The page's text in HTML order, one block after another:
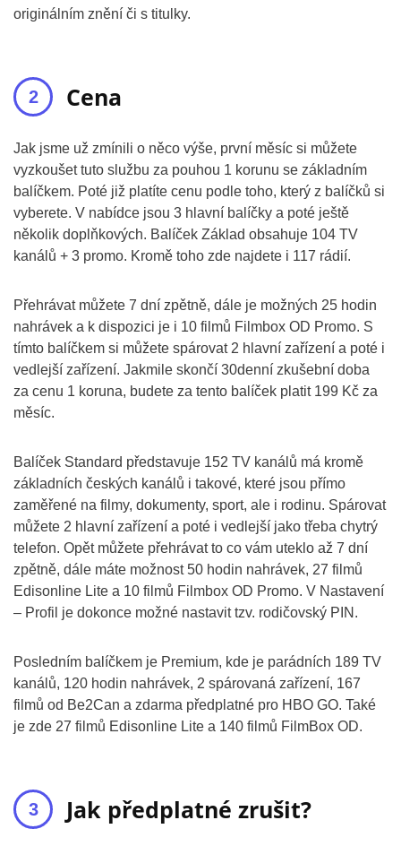
originálním znění či s titulky.
Cena
Jak jsme už zmínili o něco výše, první měsíc si můžete
vyzkoušet tuto službu za pouhou 1 korunu se základním
balíčkem. Poté již platíte cenu podle toho, který z balíčků si
vyberete. V nabídce jsou 3 hlavní balíčky a poté ještě
několik doplňkových. Balíček Základ obsahuje 104 TV
kanálů + 3 promo. Kromě toho zde najdete i 117 rádií.
Přehrávat můžete 7 dní zpětně, dále je možných 25 hodin
nahrávek a k dispozici je i 10 filmů Filmbox OD Promo. S
tímto balíčkem si můžete spárovat 2 hlavní zařízení a poté i
vedlejší zařízení. Jakmile skončí 30denní zkušební doba
za cenu 1 koruna, budete za tento balíček platit 199 Kč za
měsíc.
Balíček Standard představuje 152 TV kanálů má kromě
základních českých kanálů i takové, které jsou přímo
zaměřené na filmy, dokumenty, sport, ale i rodinu. Spárovat
můžete 2 hlavní zařízení a poté i vedlejší jako třeba chytrý
telefon. Opět můžete přehrávat to co vám uteklo až 7 dní
zpětně, dále máte možnost 50 hodin nahrávek, 27 filmů
Edisonline Lite a 10 filmů Filmbox OD Promo. V Nastavení
– Profil je dokonce možné nastavit tzv. rodičovský PIN.
Posledním balíčkem je Premium, kde je parádních 189 TV
kanálů, 120 hodin nahrávek, 2 spárovaná zařízení, 167
filmů od Be2Can a zdarma předplatné pro HBO GO. Také
je zde 27 filmů Edisonline Lite a 140 filmů FilmBox OD.
Jak předplatné zrušit?